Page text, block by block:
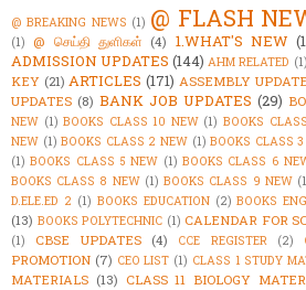
@ BREAKING NEWS (1) @ FLASH
(1) @ செய்தி துளிகள் (4) 1.WHAT'S NEW
ADMISSION UPDATES (144) AHM RELATED (1)
KEY (21) ARTICLES (171) ASSEMBLY
UPDATES (8) BANK JOB UPDATES (29)
NEW (1) BOOKS CLASS 10 NEW (1) BOOKS
NEW (1) BOOKS CLASS 2 NEW (1) BOOKS CLASS
(1) BOOKS CLASS 5 NEW (1) BOOKS CLASS 6
BOOKS CLASS 8 NEW (1) BOOKS CLASS 9 NEW
D.ELE.ED 2 (1) BOOKS EDUCATION (2) BOOKS
(13) BOOKS POLYTECHNIC (1) CALENDAR FOR
(1)
CBSE UPDATES (4) CCE REGISTER (2)
PROMOTION (7) CEO LIST (1) CLASS 1 STUDY
MATERIALS (13) CLASS 11 BIOLOGY